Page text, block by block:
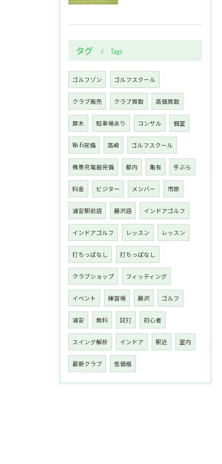
タグ Tags
ゴルフゾン ゴルフスクール
クラブ販売 クラブ買取 高価買取
厚木 駐車場あり コンサル 個室
Wi-Fi完備 高崎 ゴルフスクール
携帯充電器完備 都内 亀有 手ぶら
料金 ビジター メンバー 市原
浦安駅前店 藤沢店 インドアゴルフ
インドアゴルフ レッスン レッスン
打ちっぱなし 打ちっぱなし
クラブショップ フィッティング
イベント 練習場 藤沢 ゴルフ
浦安 無料 試打 初心者
スイング解析 インドア 駅近 室内
最新クラブ 低価格